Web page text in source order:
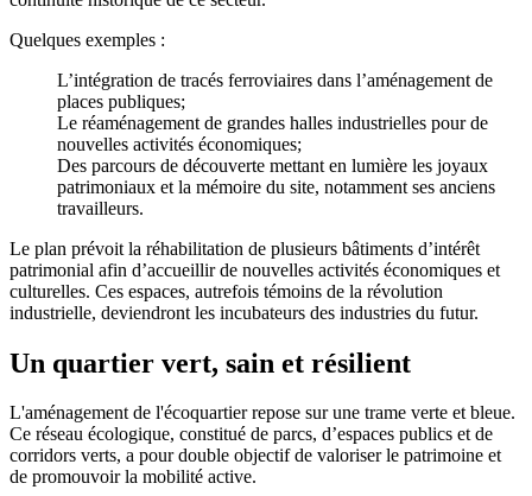
Quelques exemples :
L’intégration de tracés ferroviaires dans l’aménagement de
places publiques;
Le réaménagement de grandes halles industrielles pour de
nouvelles activités économiques;
Des parcours de découverte mettant en lumière les joyaux
patrimoniaux et la mémoire du site, notamment ses anciens
travailleurs.
Le plan prévoit la réhabilitation de plusieurs bâtiments d’intérêt
patrimonial afin d’accueillir de nouvelles activités économiques et
culturelles. Ces espaces, autrefois témoins de la révolution
industrielle, deviendront les incubateurs des industries du futur.
Un quartier vert, sain et résilient
L'aménagement de l'écoquartier repose sur une trame verte et bleue.
Ce réseau écologique, constitué de parcs, d’espaces publics et de
corridors verts, a pour double objectif de valoriser le patrimoine et
de promouvoir la mobilité active.